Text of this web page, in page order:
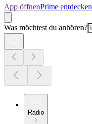
App öffnenPrime entdecken
Was möchtest du anhören?
Radio